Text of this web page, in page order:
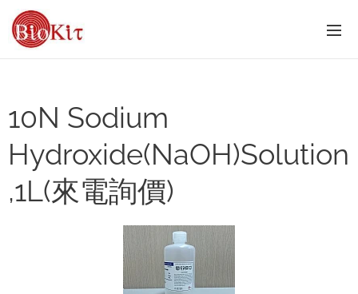
10N Sodium
Hydroxide(NaOH)Solution
,1L(來電詢價)